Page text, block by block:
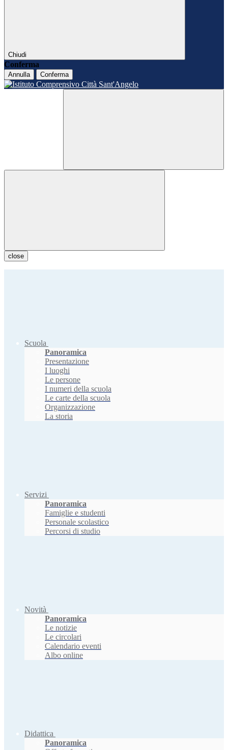
Chiudi
Conferma
Annulla Conferma
close
Scuola
Panoramica
Presentazione
I luoghi
Le persone
I numeri della scuola
Le carte della scuola
Organizzazione
La storia
Servizi
Panoramica
Famiglie e studenti
Personale scolastico
Percorsi di studio
Novità
Panoramica
Le notizie
Le circolari
Calendario eventi
Albo online
Didattica
Panoramica